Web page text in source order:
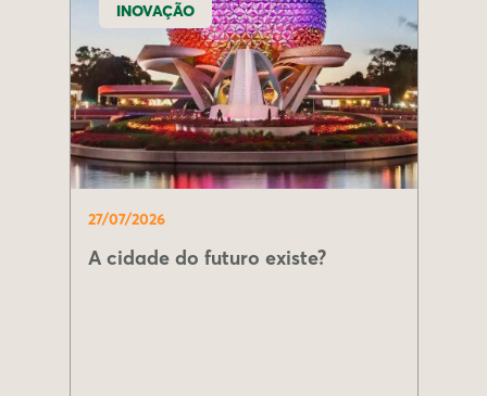
INOVAÇÃO
27/07/2026
A cidade do futuro existe?